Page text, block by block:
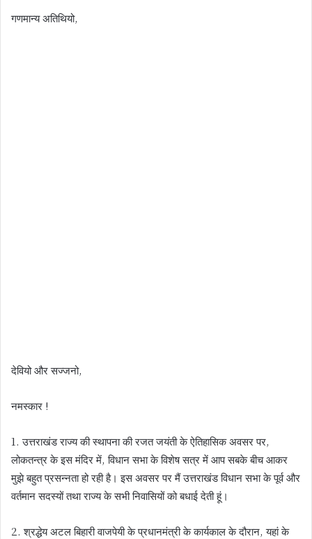
गणमान्य अतिथियो,
देवियो और सज्जनो,
नमस्कार !
1. उत्तराखंड राज्य की स्थापना की रजत जयंती के ऐतिहासिक अवसर पर,
लोकतन्त्र के इस मंदिर में, विधान सभा के विशेष सत्र में आप सबके बीच आकर
मुझे बहुत प्रसन्नता हो रही है। इस अवसर पर मैं उत्तराखंड विधान सभा के पूर्व और
वर्तमान सदस्यों तथा राज्य के सभी निवासियों को बधाई देती हूं।
2. श्रद्धेय अटल बिहारी वाजपेयी के प्रधानमंत्री के कार्यकाल के दौरान, यहां के